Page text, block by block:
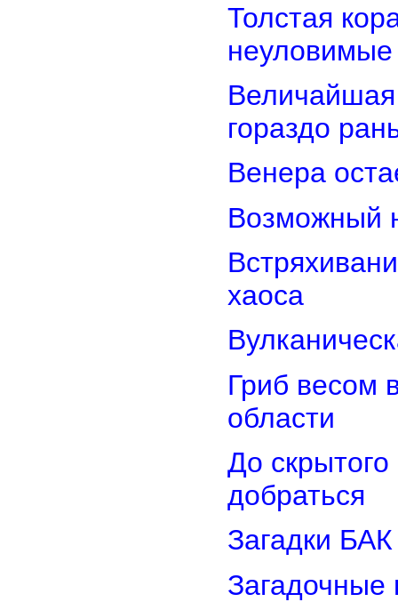
Толстая
Величайшая
гораздо
Венера
Возможный
хаоса
Гриб весом
области
До
добраться
Загадки
Загадочные